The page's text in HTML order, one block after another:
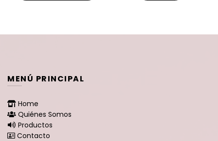
MENÚ PRINCIPAL
Home
Quiénes Somos
Productos
Contacto